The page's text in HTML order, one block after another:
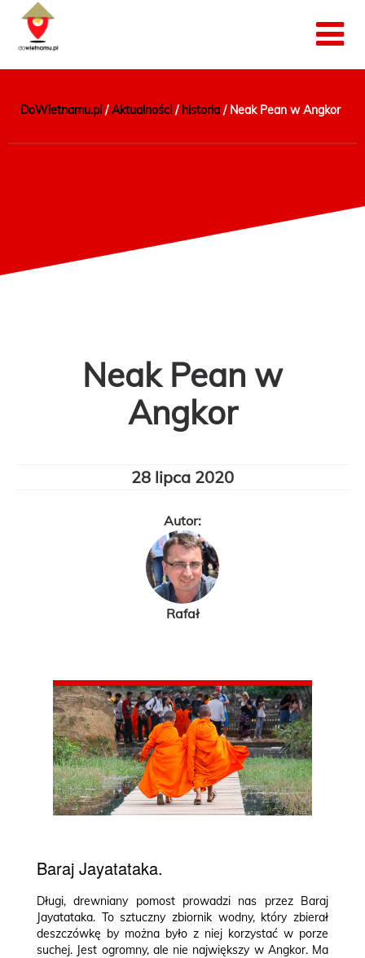
DoWietnamu.pl /Aktualności / historia / Neak Pean w Angkor
Neak Pean w
Angkor
28 lipca 2020
Autor:
Rafał
Baraj Jayatataka.
Długi, drewniany pomost prowadzi nas przez Baraj
Jayatataka. To sztuczny zbiornik wodny, który zbierał
deszczówkę by można było z niej korzystać w porze
suchej. Jest ogromny, ale nie największy w Angkor. Ma